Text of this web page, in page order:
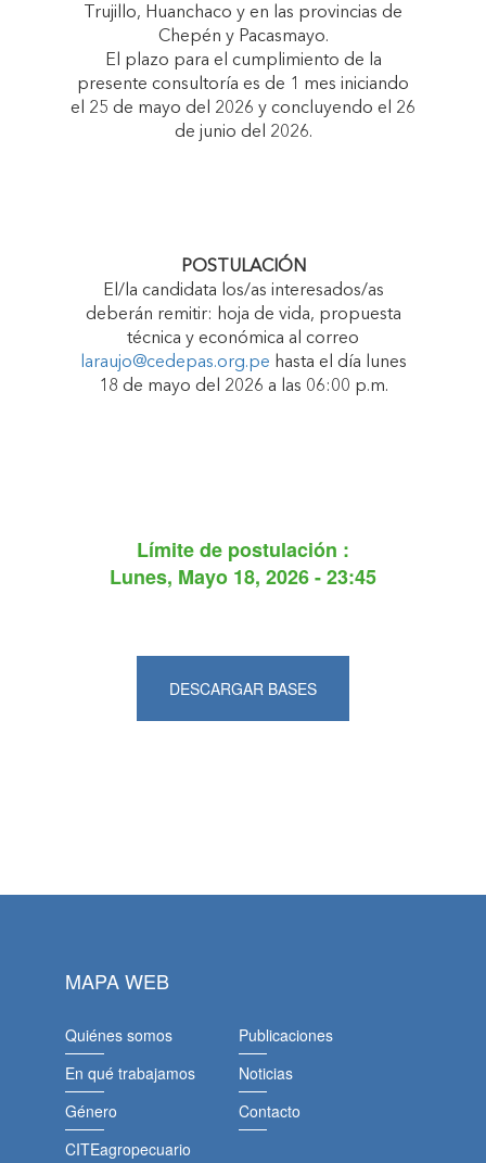
Trujillo, Huanchaco y en las provincias de
Chepén y Pacasmayo.
El plazo para el cumplimiento de la
presente consultoría es de 1 mes iniciando
el 25 de mayo del 2026 y concluyendo el 26
de junio del 2026.
POSTULACIÓN
El/la candidata los/as interesados/as
deberán remitir: hoja de vida, propuesta
técnica y económica al correo
laraujo@cedepas.org.pe hasta el día lunes
18 de mayo del 2026 a las 06:00 p.m.
Límite de postulación :
Lunes, Mayo 18, 2026 - 23:45
DESCARGAR BASES
MAPA WEB
Quiénes somos
En qué trabajamos
Género
CITEagropecuario
Publicaciones
Noticias
Contacto